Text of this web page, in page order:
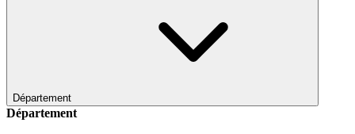
Département
Département